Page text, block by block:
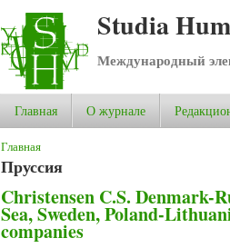
Studia
Международный
Главная О журнале
Вы здесь
Главная
Пруссия
Christensen C.S. Denmark-
Sea, Sweden, Poland-
companies